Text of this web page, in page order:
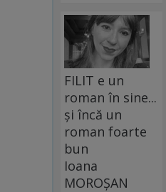
FILIT e un
roman în sine...
și încă un
roman foarte
bun
Ioana
MOROȘAN